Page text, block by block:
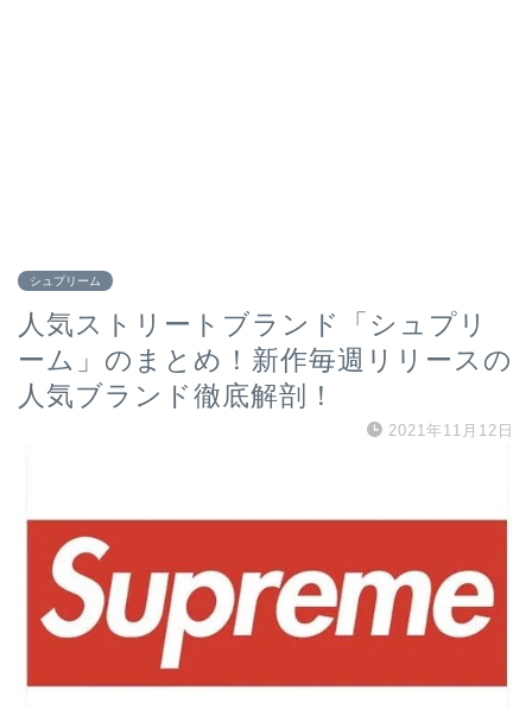
シュプリーム
人気ストリートブランド「シュプリ
ーム」のまとめ！新作毎週リリースの
人気ブランド徹底解剖！
2021年11月12日